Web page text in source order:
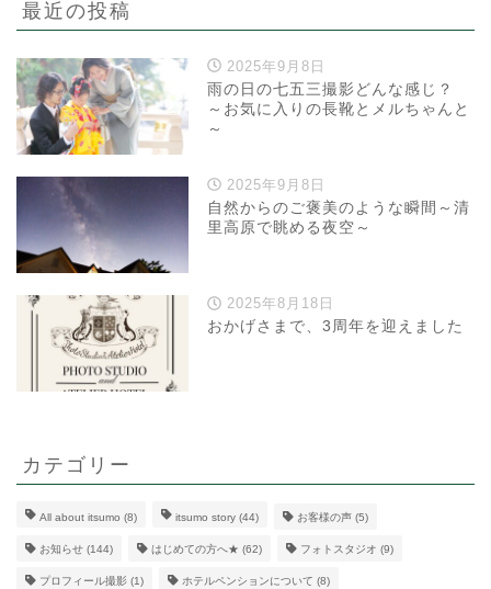
最近の投稿
2025年9月8日
雨の日の七五三撮影どんな感じ？
～お気に入りの長靴とメルちゃんと
～
2025年9月8日
自然からのご褒美のような瞬間～清
里高原で眺める夜空～
2025年8月18日
おかげさまで、3周年を迎えました
カテゴリー
All about itsumo (8) itsumo story (44) お客様の声 (5)
お知らせ (144) はじめての方へ★ (62) フォトスタジオ (9)
プロフィール撮影 (1) ホテルペンションについて (8)